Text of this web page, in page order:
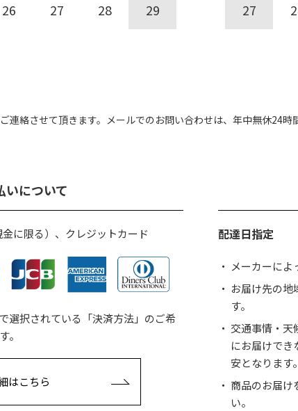
26 27 28 29 27
連絡させて頂きます。 メールでのお問い合わせは、 年中無休24時
いについて
に限る）、クレジットカード
選択されている「決済方法」のご希
。
はこちら
配達日指定
メーカーによ
お届け先の地
す。
交通事情・天
にお届けでき
安となります
商品のお届け
い。